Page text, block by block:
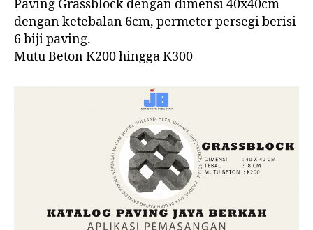
Paving Grassblock dengan dimensi 40x40cm
dengan ketebalan 6cm, permeter persegi berisi
6 biji paving.
Mutu Beton K200 hingga K300